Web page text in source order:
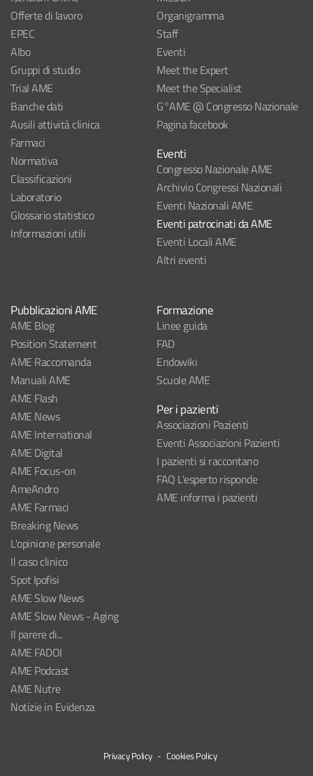
Offerte di lavoro
EPEC
Albo
Gruppi di studio
Trial AME
Banche dati
Ausili attività clinica
Farmaci
Normativa
Classificazioni
Laboratorio
Glossario statistico
Informazioni utili
Organigramma
Staff
Eventi
Meet the Expert
Meet the Specialist
G°AME @ Congresso Nazionale
Pagina facebook
Eventi
Congresso Nazionale AME
Archivio Congressi Nazionali
Eventi Nazionali AME
Eventi patrocinati da AME
Eventi Locali AME
Altri eventi
Pubblicazioni AME
AME Blog
Position Statement
AME Raccomanda
Manuali AME
AME Flash
AME News
AME International
AME Digital
AME Focus-on
AmeAndro
AME Farmaci
Breaking News
L'opinione personale
Il caso clinico
Spot Ipofisi
AME Slow News
AME Slow News - Aging
Il parere di...
AME FADOI
AME Podcast
AME Nutre
Notizie in Evidenza
Formazione
Linee guida
FAD
Endowiki
Scuole AME
Per i pazienti
Associazioni Pazienti
Eventi Associazioni Pazienti
I pazienti si raccontano
FAQ L'esperto risponde
AME informa i pazienti
Privacy Policy-Cookies Policy